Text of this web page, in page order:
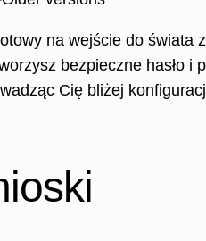
na wejście do świata
bezpieczne hasło
Cię bliżej